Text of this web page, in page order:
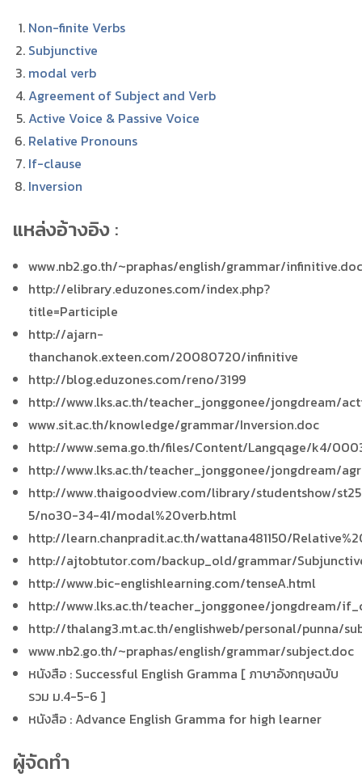
Non-finite Verbs
Subjunctive
modal verb
Agreement of Subject and Verb
Active Voice & Passive Voice
Relative Pronouns
If-clause
Inversion
แหล่งอ้างอิง :
www.nb2.go.th/~praphas/english/grammar/
http://elibrary.eduzones.com/index.php?
title=Participle
http://ajarn-
thanchanok.exteen.com/20080720/infinitive
http://blog.eduzones.com/reno/3199
http://www.lks.ac.th/teacher_jonggonee/jongdream/
www.sit.ac.th/knowledge/grammar/Inversion.doc
http://www.sema.go.th/files/Content/Langqage/k4/
http://www.lks.ac.th/teacher_jonggonee/jongdream/
http://www.thaigoodview.com/library/studentshow/
5/no30-34-41/modal%20verb.html
http://learn.chanpradit.ac.th/wattana481150/
http://ajtobtutor.com/backup_old/grammar/
http://www.bic-englishlearning.com/tenseA.html
http://www.lks.ac.th/teacher_jonggonee/jongdream/
http://thalang3.mt.ac.th/englishweb/personal/punna/
www.nb2.go.th/~praphas/english/grammar/subject.doc
หนังสือ : Successful English Gramma [ ภาษาอังกฤษฉบับ
รวม ม.4-5-6 ]
หนังสือ : Advance English Gramma for high learner
ผู้จัดทำ